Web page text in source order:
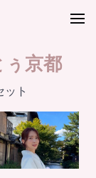
ぅ京都
ット